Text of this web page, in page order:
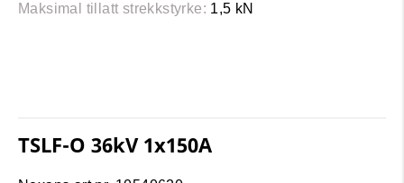
Maksimal tillatt strekkstyrke: 1,5 kN
TSLF-O 36kV 1x150A